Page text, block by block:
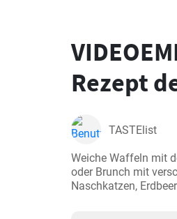
Rezept
TASTElist
Weiche Waffeln mit
oder Brunch mit
Naschkatzen,